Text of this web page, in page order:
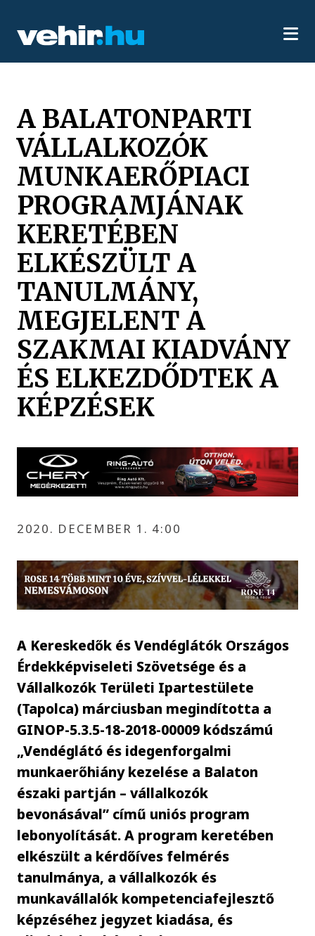
A BALATONPARTI
VÁLLALKOZÓK
MUNKAERŐPIACI
PROGRAMJÁNAK
KERETÉBEN
ELKÉSZÜLT A
TANULMÁNY,
MEGJELENT A
SZAKMAI KIADVÁNY
ÉS ELKEZDŐDTEK A
KÉPZÉSEK
2020. DECEMBER 1. 4:00
A Kereskedők és Vendéglátók Országos
Érdekképviseleti Szövetsége és a
Vállalkozók Területi Ipartestülete
(Tapolca) márciusban megindította a
GINOP-5.3.5-18-2018-00009 kódszámú
„Vendéglátó és idegenforgalmi
munkaerőhiány kezelése a Balaton
északi partján – vállalkozók
bevonásával” című uniós program
lebonyolítását. A program keretében
elkészült a kérdőíves felmérés
tanulmánya, a vállalkozók és
munkavállalók kompetenciafejlesztő
képzéséhez jegyzet kiadása, és